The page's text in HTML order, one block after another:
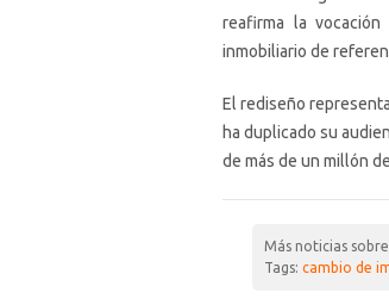
reafirma la
inmobiliario de
El rediseño
ha duplicado su
de más de un millón
Más noticias
Tags: cambio de